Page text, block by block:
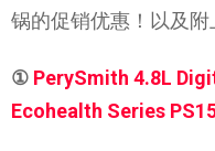
锅的促销优惠！以及附
① PerySmith 4.8L
Ecohealth Series